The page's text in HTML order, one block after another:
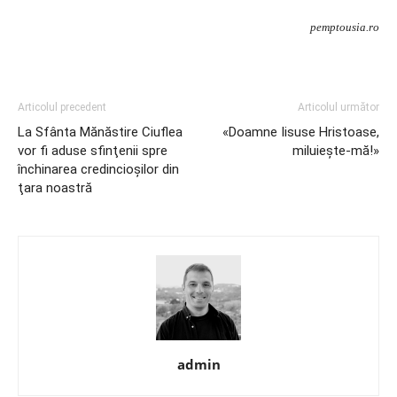
pemptousia.ro
Articolul precedent
La Sfânta Mănăstire Ciuflea
vor fi aduse sfinţenii spre
închinarea credincioşilor din
ţara noastră
Articolul următor
«Doamne Iisuse Hristoase,
miluieşte-mă!»
admin